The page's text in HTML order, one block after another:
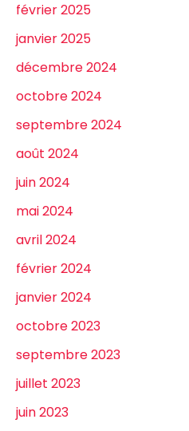
février 2025
janvier 2025
décembre 2024
octobre 2024
septembre 2024
août 2024
juin 2024
mai 2024
avril 2024
février 2024
janvier 2024
octobre 2023
septembre 2023
juillet 2023
juin 2023